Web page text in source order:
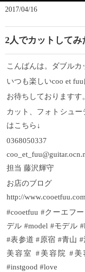
2017/04/16
2人でカットしてみ
こんばんは。ダブルカ
いつも楽しいcoo et
お待ちしておりますす。
カット、フォトシュ
はこちら↓
0368050337
担当 藤沢輝守
お店のブログ
http://
#cooetfuu #クーエフ
デル #model #モデル
#表参道 #原宿 #青山
美容室 #美容院 #美
#instgood #love